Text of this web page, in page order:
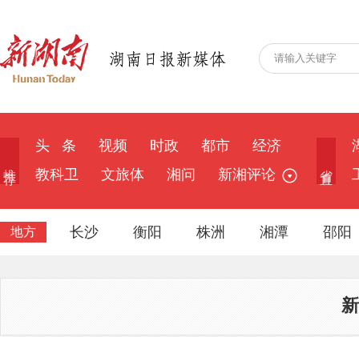
头 条 视频 时政 都市
经济
教科卫
文旅体 湘问 新湘评论
地方 长沙 衡阳 株洲 湘潭 邵阳